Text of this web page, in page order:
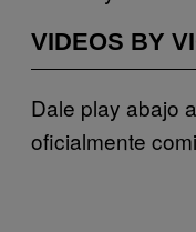
VIDEOS BY
Dale play abajo
oficialmente